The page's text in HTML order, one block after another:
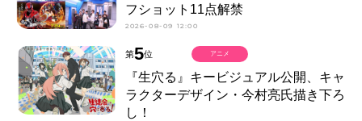
フショット11点解禁
2026-08-09 12:00
第5位
『生穴る』キービジュアル公開、キャ
ラクターデザイン・今村亮氏描き下ろ
し！
アニメ